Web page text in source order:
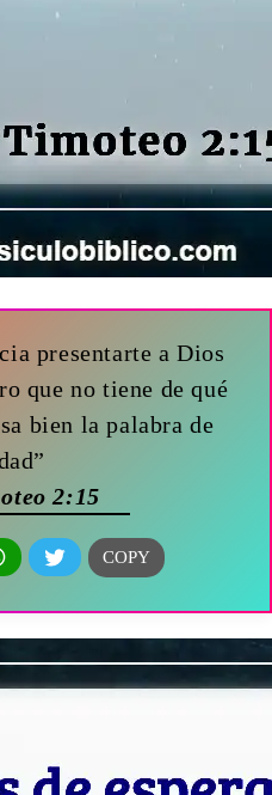
presentarte a Dios
que no tiene de qué
bien la palabra de
2:15